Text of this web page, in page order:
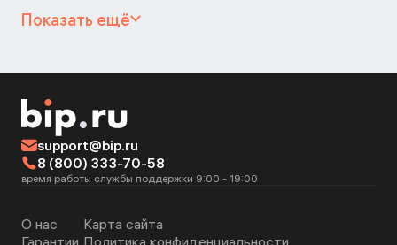
Показать ещё
support@bip.ru
8 (800) 333-70-58
время работы службы поддержки 9:00 - 19:00
О нас
Гарантии
Карта сайта
Политика конфиденциальности